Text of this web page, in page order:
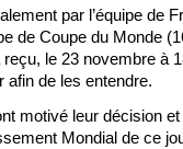
par l’équipe de
de Coupe du Monde
le 23 novembre à
afin de les entendre.
motivé leur décision
Mondial de ce